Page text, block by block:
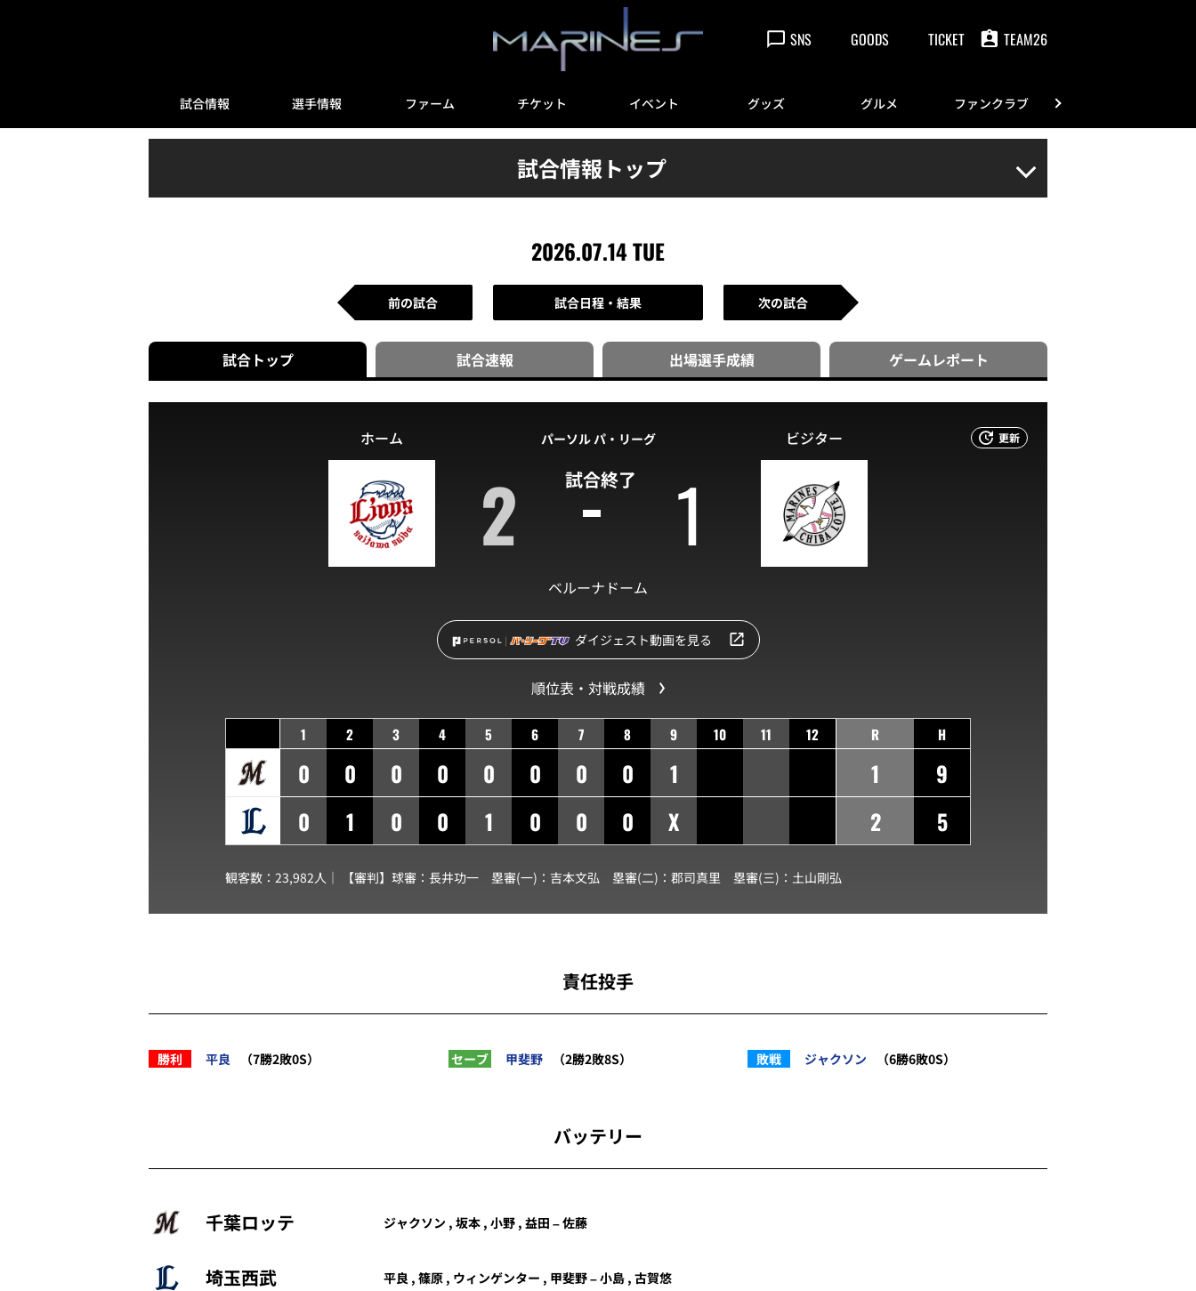
SNS GOODS TICKET TEAM26
試合情報 選手情報 ファーム チケット イベント グッズ グルメ ファンクラブ
試合情報トップ
2026.07.14 TUE
前の試合 試合日程・結果 次の試合
試合トップ 試合速報 出場選手成績 ゲームレポート
更新
パーソル パ・リーグ
試合終了
ホーム
2 1
ビジター
ベルーナドーム
ダイジェスト動画を見る
順位表・対戦成績
1 2 3 4 5 6 7 8 9 10 11 12
0 0 0 0 0 0 0 0
1
0
1 0 0 1 0 0 0 X
R H
1
9
2
5
観客数：23,982人｜ 【審判】球審： 長井功一 塁審(一)： 吉本文弘 塁審(二)： 郡司真里 塁審(三)： 土山剛弘
責任投手
勝利 平良 （7勝2敗0S） セーブ 甲斐野 （2勝2敗8S） 敗戦 ジャクソン （6勝6敗0S）
バッテリー
千葉ロッテ ジャクソン , 坂本 , 小野 , 益田 –佐藤
埼玉西武 平良 , 篠原 , ウィンゲンター , 甲斐野–小島 , 古賀悠